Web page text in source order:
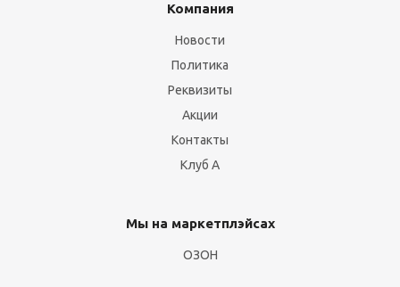
Компания
Новости
Политика
Реквизиты
Акции
Контакты
Клуб А
Мы на маркетплэйсах
ОЗОН